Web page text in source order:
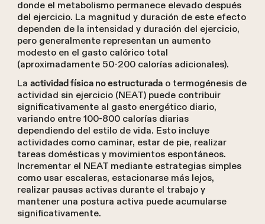
donde el metabolismo permanece elevado después
del ejercicio. La magnitud y duración de este efecto
dependen de la intensidad y duración del ejercicio,
pero generalmente representan un aumento
modesto en el gasto calórico total
(aproximadamente 50-200 calorías adicionales).
La actividad física no estructuradao termogénesis de
actividad sin ejercicio (NEAT) puede contribuir
significativamente al gasto energético diario,
variando entre 100-800 calorías diarias
dependiendo del estilo de vida. Esto incluye
actividades como caminar, estar de pie, realizar
tareas domésticas y movimientos espontáneos.
Incrementar el NEAT mediante estrategias simples
como usar escaleras, estacionarse más lejos,
realizar pausas activas durante el trabajo y
mantener una postura activa puede acumularse
significativamente.